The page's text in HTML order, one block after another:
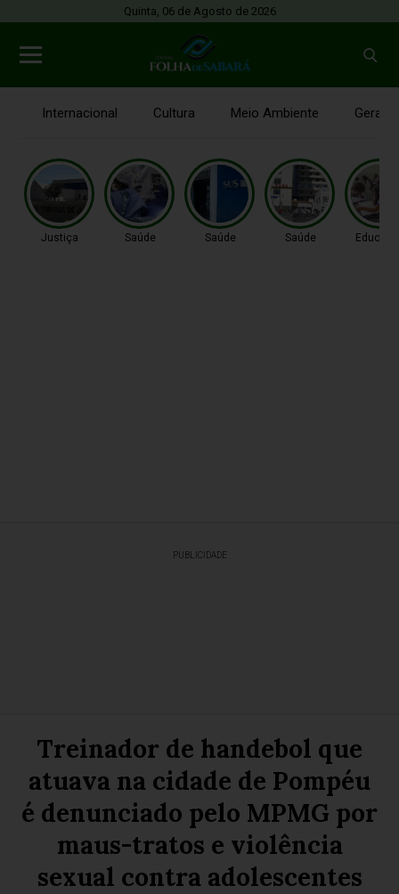
Quinta, 06 de Agosto de 2026
Internacional Cultura Meio Ambiente Gerais
Justiça Saúde Saúde Saúde
PUBLICIDADE
Treinador de handebol que
atuava na cidade de Pompéu
é denunciado pelo MPMG por
maus-tratos e violência
sexual contra adolescentes